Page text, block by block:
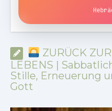
ZURÜCK
LEBENS |
Stille, Erneuerung
Gott